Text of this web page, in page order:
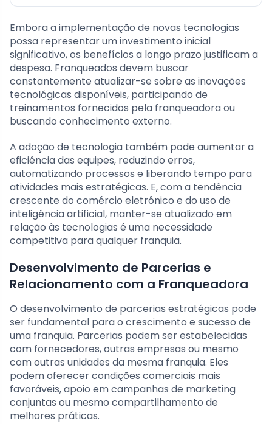
Embora a implementação de novas tecnologias
possa representar um investimento inicial
significativo, os benefícios a longo prazo justificam a
despesa. Franqueados devem buscar
constantemente atualizar-se sobre as inovações
tecnológicas disponíveis, participando de
treinamentos fornecidos pela franqueadora ou
buscando conhecimento externo.
A adoção de tecnologia também pode aumentar a
eficiência das equipes, reduzindo erros,
automatizando processos e liberando tempo para
atividades mais estratégicas. E, com a tendência
crescente do comércio eletrônico e do uso de
inteligência artificial, manter-se atualizado em
relação às tecnologias é uma necessidade
competitiva para qualquer franquia.
Desenvolvimento de Parcerias e
Relacionamento com a Franqueadora
O desenvolvimento de parcerias estratégicas pode
ser fundamental para o crescimento e sucesso de
uma franquia. Parcerias podem ser estabelecidas
com fornecedores, outras empresas ou mesmo
com outras unidades da mesma franquia. Eles
podem oferecer condições comerciais mais
favoráveis, apoio em campanhas de marketing
conjuntas ou mesmo compartilhamento de
melhores práticas.